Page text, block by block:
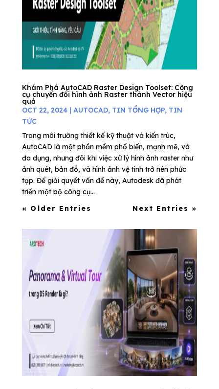
Khám Phá AutoCAD Raster Design Toolset: Công
cụ chuyển đổi hình ảnh Raster thành Vector hiệu
quả
OCT 22, 2024| AUTOCAD, TIN TỔNG HỢP, TIN
TỨC
Trong môi trường thiết kế kỹ thuật và kiến trúc,
AutoCAD là một phần mềm phổ biến, mạnh mẽ, và
đa dụng, nhưng đôi khi việc xử lý hình ảnh raster như
ảnh quét, bản đồ, và hình ảnh vệ tinh trở nên phức
tạp. Để giải quyết vấn đề này, Autodesk đã phát
triển một bộ công cụ...
« Older Entries
Next Entries »